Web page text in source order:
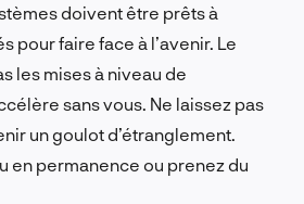
doivent être prêts à
pour faire face à l’avenir. Le
les mises à niveau de
sans vous. Ne laissez pas
un goulot d’étranglement.
en permanence ou prenez du